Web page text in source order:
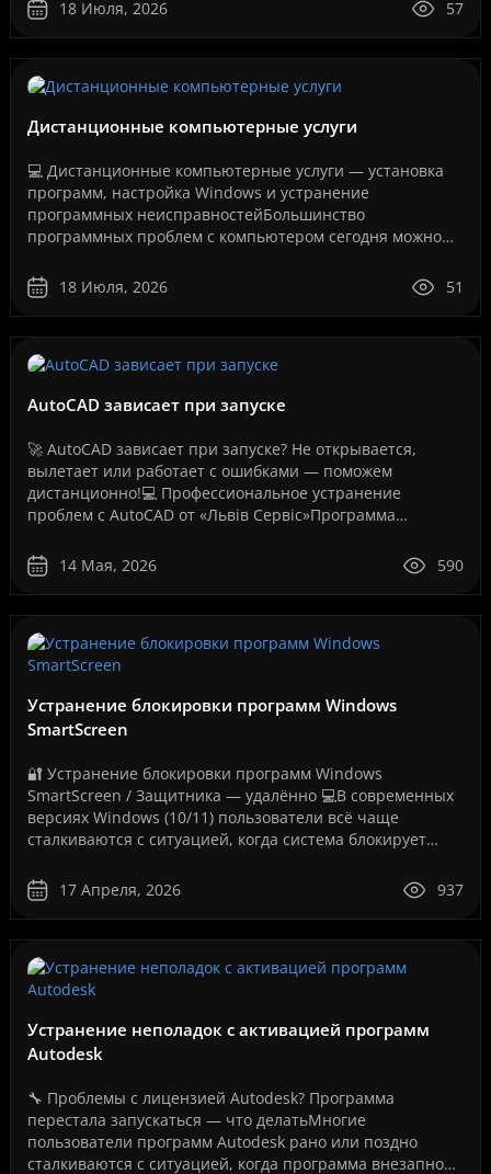
18 Июля, 2026 57
Дистанционные компьютерные услуги
💻 Дистанционные компьютерные услуги — установка
программ, настройка Windows и устранение
программных неисправностейБольшинство
программных проблем с компьютером сегодня можно
сервисный центр и без ожидания..
18 Июля, 2026 51
AutoCAD зависает при запуске
🚀 AutoCAD зависает при запуске? Не открывается,
вылетает или работает с ошибками — поможем
дистанционно!💻 Профессиональное устранение
проблем с AutoCAD от «Львів Сервіс»Программа
архитекторов, дизайнеров,..
14 Мая, 2026 590
Устранение блокировки программ Windows
SmartScreen
🔐 Устранение блокировки программ Windows
SmartScreen / Защитника — удалённо 💻В современных
версиях Windows (10/11) пользователи всё чаще
сталкиваются с ситуацией, когда система блокирует
Как на вашем ..
17 Апреля, 2026 937
Устранение неполадок с активацией программ
Autodesk
🔧 Проблемы с лицензией Autodesk? Программа
перестала запускаться — что делатьМногие
пользователи программ Autodesk рано или поздно
сталкиваются с ситуацией, когда программа внезапно